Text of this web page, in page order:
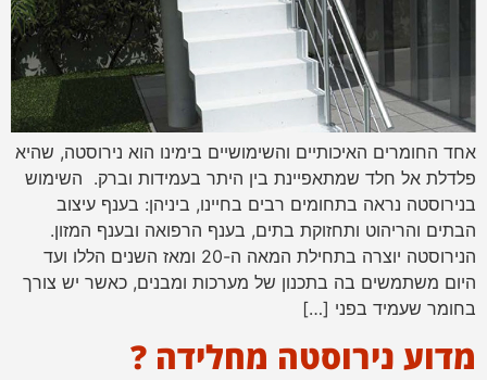
אחד החומרים האיכותיים והשימושיים בימינו הוא נירוסטה, שהיא
פלדלת אל חלד שמתאפיינת בין היתר בעמידות וברק. השימוש
בנירוסטה נראה בתחומים רבים בחיינו, ביניהן: בענף עיצוב
הבתים והריהוט ותחזוקת בתים, בענף הרפואה ובענף המזון.
הנירוסטה יוצרה בתחילת המאה ה-20 ומאז השנים הללו ועד
היום משתמשים בה בתכנון של מערכות ומבנים, כאשר יש צורך
בחומר שעמיד בפני […]
מדוע נירוסטה מחלידה ?